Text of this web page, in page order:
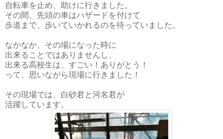
自転車を止め、助けに行きました。
その間、先頭の車はハザードを付けて
歩道まで、歩いていかれるのを待っていました。
なかなか、その場になった時に
出来ることではありませんし、
出来る高校生は、すごい！ありがとう！
って、思いながら現場に行きました！
その現場では、白砂君と河名君が
活躍しています。